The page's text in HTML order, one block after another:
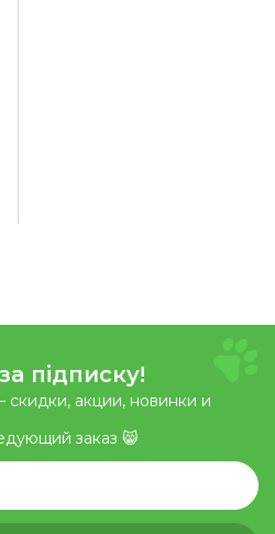
за підписку!
акции, новинки и
заказ 😸